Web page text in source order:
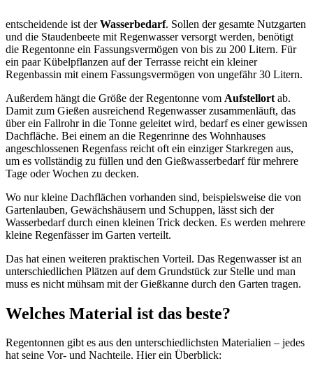
entscheidende ist derWasserbedarf. Sollen der gesamte Nutzgarten
und die Staudenbeete mit Regenwasser versorgt werden, benötigt
die Regentonne ein Fassungsvermögen von bis zu 200 Litern. Für
ein paar Kübelpflanzen auf der Terrasse reicht ein kleiner
Regenbassin mit einem Fassungsvermögen von ungefähr 30 Litern.
Außerdem hängt die Größe der Regentonne vom Aufstellort ab.
Damit zum Gießen ausreichend Regenwasser zusammenläuft, das
über ein Fallrohr in die Tonne geleitet wird, bedarf es einer gewissen
Dachfläche. Bei einem an die Regenrinne des Wohnhauses
angeschlossenen Regenfass reicht oft ein einziger Starkregen aus,
um es vollständig zu füllen und den Gießwasserbedarf für mehrere
Tage oder Wochen zu decken.
Wo nur kleine Dachflächen vorhanden sind, beispielsweise die von
Gartenlauben, Gewächshäusern und Schuppen, lässt sich der
Wasserbedarf durch einen kleinen Trick decken. Es werden mehrere
kleine Regenfässer im Garten verteilt.
Das hat einen weiteren praktischen Vorteil. Das Regenwasser ist an
unterschiedlichen Plätzen auf dem Grundstück zur Stelle und man
muss es nicht mühsam mit der Gießkanne durch den Garten tragen.
Welches Material ist das beste?
Regentonnen gibt es aus den unterschiedlichsten Materialien – jedes
hat seine Vor- und Nachteile. Hier ein Überblick: